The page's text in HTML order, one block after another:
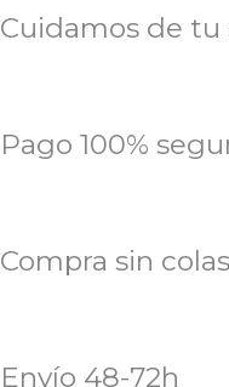
Cuidamos de tu
Pago 100%
Compra sin colas
Envío 48-72h